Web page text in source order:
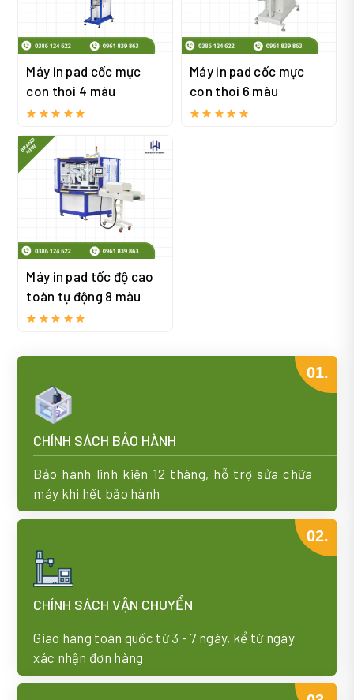
Máy in pad cốc mực
con thoi 4 màu
Máy in pad cốc mực
con thoi 6 màu
Máy in pad tốc độ cao
toàn tự động 8 màu
01.
CHÍNH SÁCH BẢO HÀNH
Bảo hành linh kiện 12 tháng, hỗ trợ sửa chữa
máy khi hết bảo hành
02.
CHÍNH SÁCH VẬN CHUYỂN
Giao hàng toàn quốc từ 3 - 7 ngày, kể từ ngày
xác nhận đơn hàng